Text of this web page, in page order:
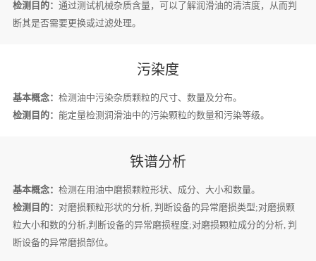
检测目的： 通过测试机械杂质含量，可以了解润滑油的清洁度，从而判
断其是否需要更换或过滤处理。
污染度
基本概念： 检测油中污染杂质颗粒的尺寸、数量及分布。
检测目的： 能定量检测润滑油中的污染颗粒的数量和污染等级。
铁谱分析
基本概念： 检测在用油中磨损颗粒形状、成分、大小和数量。
检测目的： 对磨损颗粒形状的分析, 判断设备的异常磨损类型;对磨损颗
粒大小和数的分析,判断设备的异常磨损程度;对磨损颗粒成分的分析, 判
断设备的异常磨损部位。